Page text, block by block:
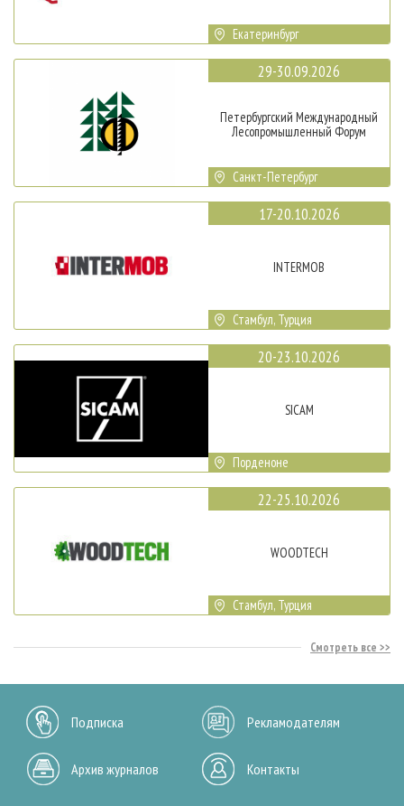
Екатеринбург
29-30.09.2026
Петербургский Международный
Лесопромышленный Форум
Санкт-Петербург
17-20.10.2026
INTERMOB
Стамбул, Турция
20-23.10.2026
SICAM
Порденоне
22-25.10.2026
WOODTECH
Стамбул, Турция
Смотреть все
Подписка Рекламодателям
Архив журналов Контакты